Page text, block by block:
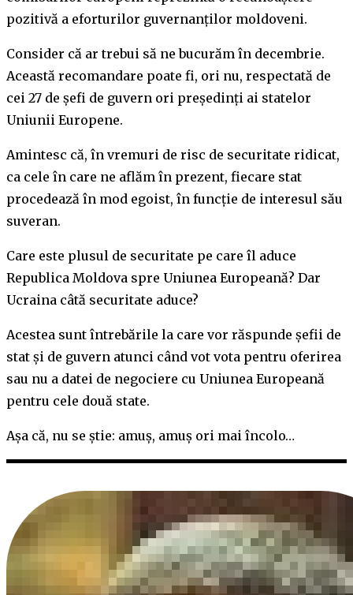
pozitivă a eforturilor guvernanților moldoveni.
Consider că ar trebui să ne bucurăm în decembrie.
Această recomandare poate fi, ori nu, respectată de
cei 27 de șefi de guvern ori președinți ai statelor
Uniunii Europene.
Amintesc că, în vremuri de risc de securitate ridicat,
ca cele în care ne aflăm în prezent, fiecare stat
procedează în mod egoist, în funcție de interesul său
suveran.
Care este plusul de securitate pe care îl aduce
Republica Moldova spre Uniunea Europeană? Dar
Ucraina câtă securitate aduce?
Acestea sunt întrebările la care vor răspunde șefii de
stat și de guvern atunci când vot vota pentru oferirea
sau nu a datei de negociere cu Uniunea Europeană
pentru cele două state.
Așa că, nu se știe: amuș, amuș ori mai încolo…